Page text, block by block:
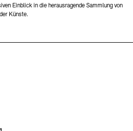
Einblick in die herausragende Sammlung von
Künste.